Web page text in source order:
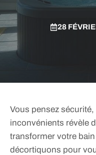
28
Vous pensez
inconvénients révèle
transformer votre
décortiquons pour